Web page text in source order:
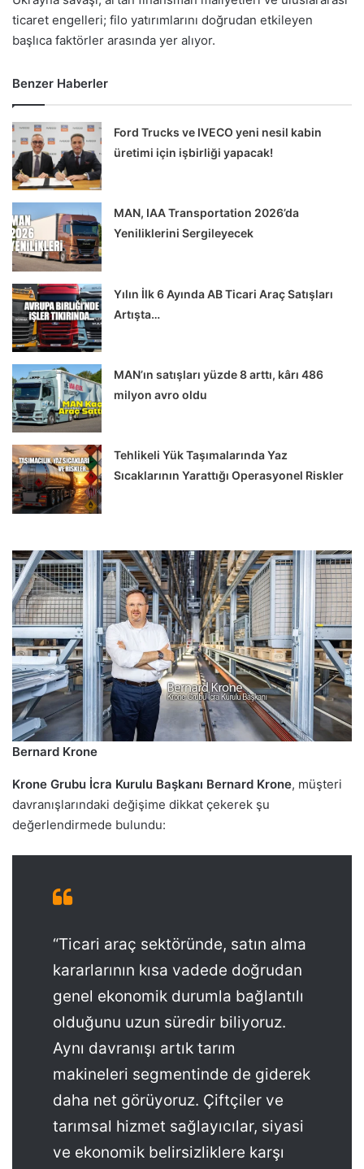
ticaret engelleri; filo yatırımlarını doğrudan etkileyen
başlıca faktörler arasında yer alıyor.
Benzer Haberler
Ford Trucks ve IVECO yeni nesil kabin
üretimi için işbirliği yapacak!
MAN, IAA Transportation 2026’da
Yeniliklerini Sergileyecek
Yılın İlk 6 Ayında AB Ticari Araç Satışları
Artışta…
MAN’ın satışları yüzde 8 arttı, kârı 486
milyon avro oldu
Tehlikeli Yük Taşımalarında Yaz
Sıcaklarının Yarattığı Operasyonel Riskler
Bernard Krone
Krone Grubu İcra Kurulu Başkanı Bernard Krone, müşteri
davranışlarındaki değişime dikkat çekerek şu
değerlendirmede bulundu:
“Ticari araç sektöründe, satın alma
kararlarının kısa vadede doğrudan
genel ekonomik durumla bağlantılı
olduğunu uzun süredir biliyoruz.
Aynı davranışı artık tarım
makineleri segmentinde de giderek
daha net görüyoruz. Çiftçiler ve
tarımsal hizmet sağlayıcılar, siyasi
ve ekonomik belirsizliklere karşı